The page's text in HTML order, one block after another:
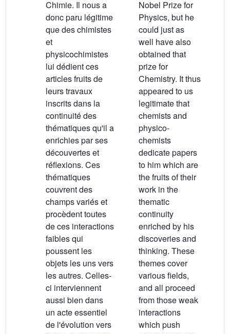
Chimie. Il nous a
donc paru légitime
que des chimistes
et
physicochimistes
lui dédient ces
articles fruits de
leurs travaux
inscrits dans la
continuité des
thématiques qu'il a
enrichies par ses
découvertes et
réflexions. Ces
thématiques
couvrent des
champs variés et
procèdent toutes
de ces interactions
faibles qui
poussent les
objets les uns vers
les autres. Celles-
ci interviennent
aussi bien dans
un acte essentiel
de l'évolution vers
Nobel Prize for
Physics, but he
could just as
well have also
obtained that
prize for
Chemistry. It thus
appeared to us
legitimate that
chemists and
physico-
chemists
dedicate papers
to him which are
the fruits of their
work in the
thematic
continuity
enriched by his
discoveries and
thinking. These
themes cover
various fields,
and all proceed
from those weak
interactions
which push